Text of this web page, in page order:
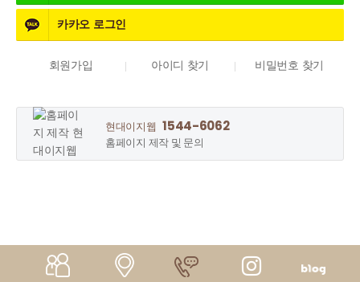
카카오 로그인
회원가입 아이디 찾기 비밀번호 찾기
현대이지웹 1544-6062
홈페이지 제작 및 문의